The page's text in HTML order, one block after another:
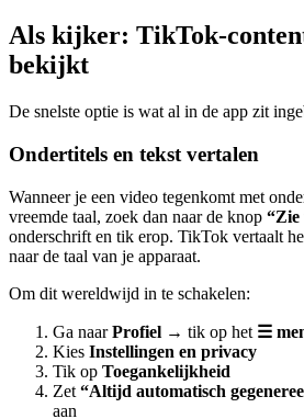
Als kijker: TikTok-
bekijkt
De snelste optie is wat al in de app zit
Ondertitels en tekst vertalen
Wanneer je een video tegenkomt met
vreemde taal, zoek dan naar de knop “Zie
onderschrift en tik erop. TikTok vertaalt
naar de taal van je apparaat.
Om dit wereldwijd in te schakelen:
Ga naarProfiel → tik op het ☰
Kies Instellingen en privacy
Tik op Toegankelijkheid
Zet “Altijd automatisch
aan